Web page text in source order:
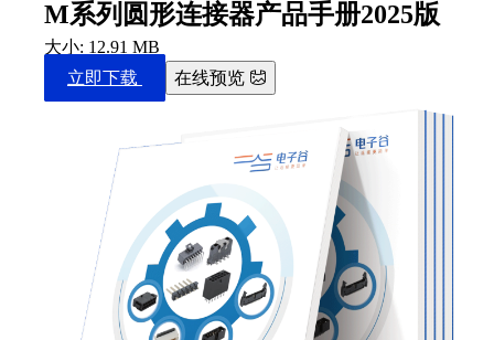
M系列圆形连接器产品手册2025版
大小: 12.91 MB
立即下载
在线预览